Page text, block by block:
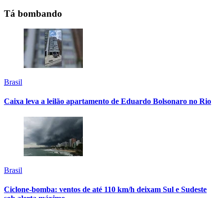
Tá bombando
Brasil
Caixa leva a leilão apartamento de Eduardo Bolsonaro no Rio
Brasil
Ciclone-bomba: ventos de até 110 km/h deixam Sul e Sudeste